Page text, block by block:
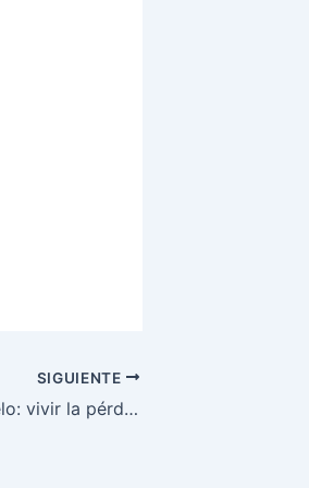
SIGUIENTE
Expresión del duelo: vivir la pérdida